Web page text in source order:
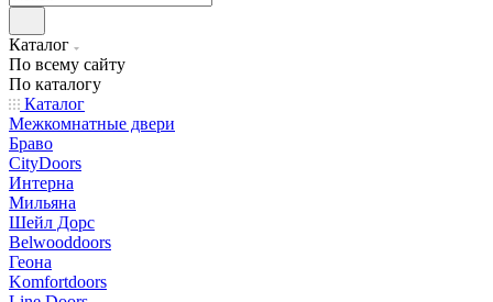
Каталог
По всему сайту
По каталогу
Каталог
Межкомнатные двери
Браво
CityDoors
Интерна
Мильяна
Шейл Дорс
Belwooddoors
Геона
Komfortdoors